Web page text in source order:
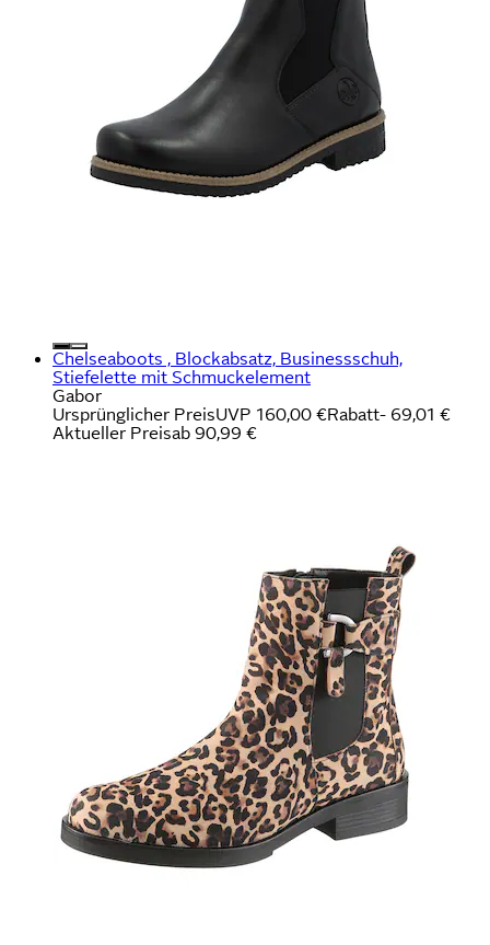
Chelseaboots , Blockabsatz, Businessschuh,
Stiefelette mit Schmuckelement
Gabor
Ursprünglicher PreisUVP 160,00 €Rabatt- 69,01 €
Aktueller Preisab 90,99 €